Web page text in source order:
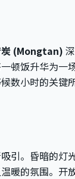
(Mongtan)
顿饭升华为一
数小时的关键
引。昏暗的灯
暖的氛围。开